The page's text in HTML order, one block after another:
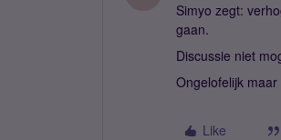
Simyo zegt:
gaan.
Discussie niet
Ongelofelijk
Like